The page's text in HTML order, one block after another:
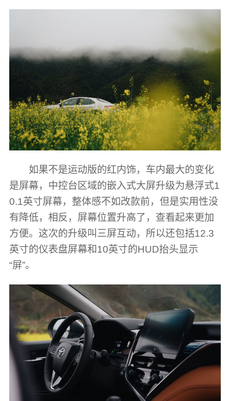
如果不是运动版的红内饰，车内最大的变化
是屏幕，中控台区域的嵌入式大屏升级为悬浮式1
0.1英寸屏幕，整体感不如改款前，但是实用性没
有降低，相反，屏幕位置升高了，查看起来更加
方便。这次的升级叫三屏互动，所以还包括12.3
英寸的仪表盘屏幕和10英寸的HUD抬头显示
“屏”。